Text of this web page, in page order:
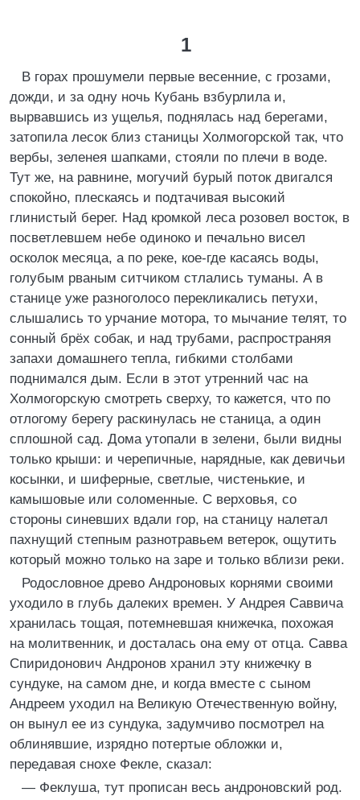
1
В горах прошумели первые весенние, с грозами,
дожди, и за одну ночь Кубань взбурлила и,
вырвавшись из ущелья, поднялась над берегами,
затопила лесок близ станицы Холмогорской так, что
вербы, зеленея шапками, стояли по плечи в воде.
Тут же, на равнине, могучий бурый поток двигался
спокойно, плескаясь и подтачивая высокий
глинистый берег. Над кромкой леса розовел восток, в
посветлевшем небе одиноко и печально висел
осколок месяца, а по реке, кое-где касаясь воды,
голубым рваным ситчиком стлались туманы. А в
станице уже разноголосо перекликались петухи,
слышались то урчание мотора, то мычание телят, то
сонный брёх собак, и над трубами, распространяя
запахи домашнего тепла, гибкими столбами
поднимался дым. Если в этот утренний час на
Холмогорскую смотреть сверху, то кажется, что по
отлогому берегу раскинулась не станица, а один
сплошной сад. Дома утопали в зелени, были видны
только крыши: и черепичные, нарядные, как девичьи
косынки, и шиферные, светлые, чистенькие, и
камышовые или соломенные. С верховья, со
стороны синевших вдали гор, на станицу налетал
пахнущий степным разнотравьем ветерок, ощутить
который можно только на заре и только вблизи реки.
Родословное древо Андроновых корнями своими
уходило в глубь далеких времен. У Андрея Саввича
хранилась тощая, потемневшая книжечка, похожая
на молитвенник, и досталась она ему от отца. Савва
Спиридонович Андронов хранил эту книжечку в
сундуке, на самом дне, и когда вместе с сыном
Андреем уходил на Великую Отечественную войну,
он вынул ее из сундука, задумчиво посмотрел на
облинявшие, изрядно потертые обложки и,
передавая снохе Фекле, сказал:
— Феклуша, тут прописан весь андроновский род.